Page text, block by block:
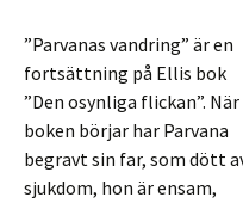
”Parvanas vandring” är en
fortsättning på Ellis bok
”Den osynliga flickan”. När
boken börjar har Parvana
begravt sin far, som dött
sjukdom, hon är ensam,